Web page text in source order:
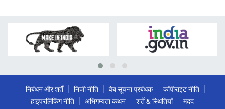
निबंधन और शर्तें निजी नीति वेब सूचना प्रबंधक
कॉपीराइट नीति
हाइपरलिंकिंग नीति
अभिगम्यता कथन शर्तें & स्थितियाँ
मदद